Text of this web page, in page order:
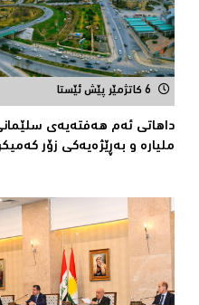
6 کاتژمێر پێش ئێستا
داهاتی ئەم هه‌فته‌یەی
ملیارە و بەڕێژەیەکى زۆر